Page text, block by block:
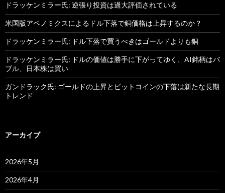
ドラッケンミラー氏: 逆張り投資は過大評価されている
米国版アベノミクスによるドル下落で銅価格は上昇するのか？
ドラッケンミラー氏: ドル下落で買うべきはゴールドよりも銅
ドラッケンミラー氏: ドルの価値は勝手に下がってゆく、AI銘柄はバ
ブル、日本株は買い
ガンドラック氏: ゴールドの上昇とビットコインの下落は新たな長期
トレンド
アーカイブ
2026年5月
2026年4月